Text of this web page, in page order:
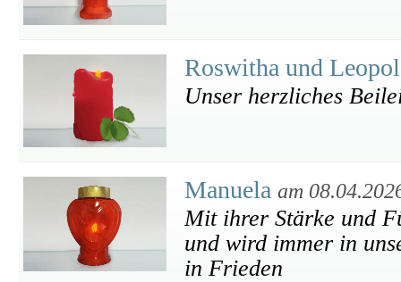
Roswitha und
Unser herzliches
Manuela am
Mit ihrer Stärke und
und wird immer in
in Frieden